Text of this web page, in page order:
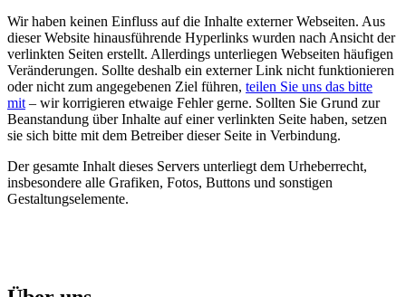
Wir haben keinen Einfluss auf die Inhalte externer Webseiten. Aus
dieser Website hinausführende Hyperlinks wurden nach Ansicht der
verlinkten Seiten erstellt. Allerdings unterliegen Webseiten häufigen
Veränderungen. Sollte deshalb ein externer Link nicht funktionieren
oder nicht zum angegebenen Ziel führen, teilen Sie uns das bitte
mit – wir korrigieren etwaige Fehler gerne. Sollten Sie Grund zur
Beanstandung über Inhalte auf einer verlinkten Seite haben, setzen
sie sich bitte mit dem Betreiber dieser Seite in Verbindung.
Der gesamte Inhalt dieses Servers unterliegt dem Urheberrecht,
insbesondere alle Grafiken, Fotos, Buttons und sonstigen
Gestaltungselemente.